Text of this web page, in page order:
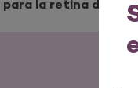
la retina de